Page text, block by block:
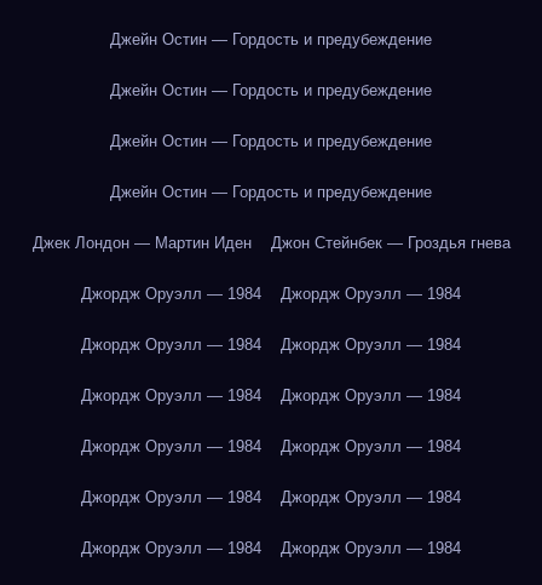
Джейн Остин — Гордость и предубеждение
Джейн Остин — Гордость и предубеждение
Джейн Остин — Гордость и предубеждение
Джейн Остин — Гордость и предубеждение
Джек Лондон — Мартин Иден Джон Стейнбек — Гроздья гнева
Джордж Оруэлл — 1984 Джордж Оруэлл — 1984
Джордж Оруэлл — 1984 Джордж Оруэлл — 1984
Джордж Оруэлл — 1984 Джордж Оруэлл — 1984
Джордж Оруэлл — 1984 Джордж Оруэлл — 1984
Джордж Оруэлл — 1984 Джордж Оруэлл — 1984
Джордж Оруэлл — 1984 Джордж Оруэлл — 1984